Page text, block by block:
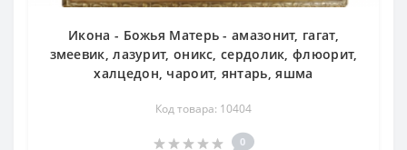
Икона - Божья Матерь - амазонит, гагат,
змеевик, лазурит, оникс, сердолик, флюорит,
халцедон, чароит, янтарь, яшма
Код товара: 10404
0